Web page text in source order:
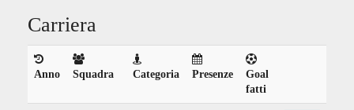
Carriera
Anno Squadra Categoria Presenze
Goal
fatti